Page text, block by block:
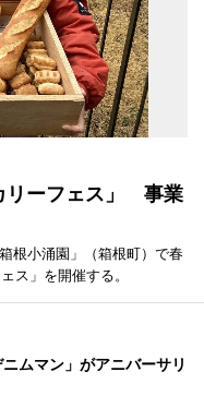
リーフェス」 事業
根小涌園」（箱根町）で春
ス」を開催する。
ムマン」がアニバーサリ